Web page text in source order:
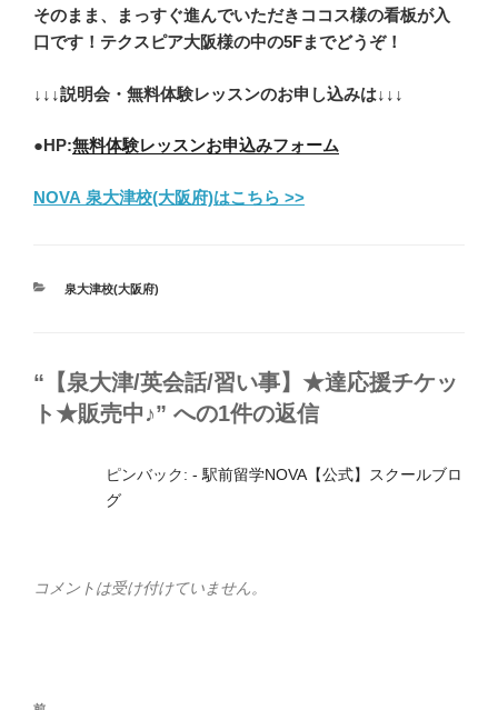
そのまま、まっすぐ進んでいただきココス様の看板が入
口です！テクスピア大阪様の中の5Fまでどうぞ！
↓↓↓説明会・無料体験レッスンのお申し込みは↓↓↓
●HP:無料体験レッスンお申込みフォーム
NOVA 泉大津校(大阪府)はこちら >>
カ
ー
泉大津校(大阪府)
“【泉大津/英会話/習い事】★達応援チケッ
ト★販売中♪” への1件の返信
ピンバック: - 駅前留学NOVA【公式】スクールブロ
グ
コメントは受け付けていません。
投